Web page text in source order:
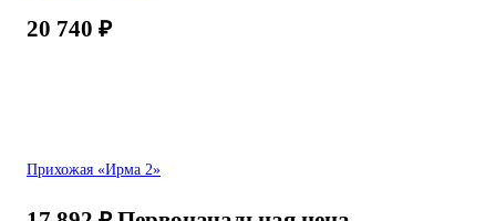
20 740 ₽
Прихожая «Ирма 2»